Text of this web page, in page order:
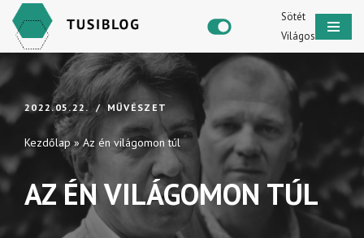
Skip
Sötét
Világos
2022.05.22. MŰVÉSZET
Kezdőlap»Az én világomon túl
AZ ÉN VILÁGOMON TÚL